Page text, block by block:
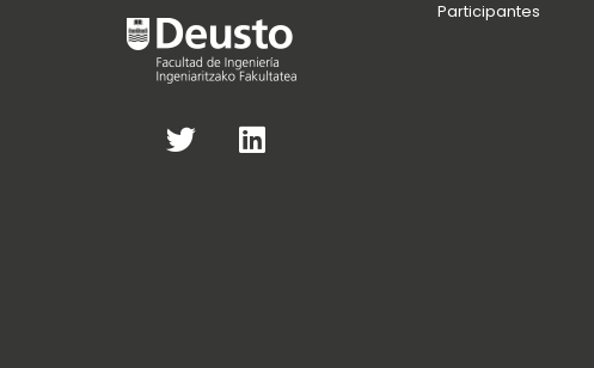
Participantes